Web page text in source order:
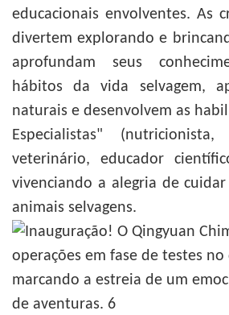
educacionais envolventes. As
divertem explorando e
aprofundam seus
hábitos da vida selvagem,
naturais e desenvolvem as
Especialistas" (nutricionista,
veterinário, educador
vivenciando a alegria de
animais selvagens.